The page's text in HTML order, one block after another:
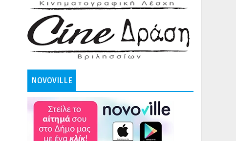
NOVOVILLE